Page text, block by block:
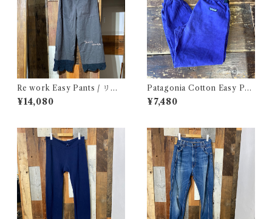
Re work Easy Pants / リワ
ーク イージー パンツ クロシェ
& 刺繍入り
¥14,080
Patagonia Cotton Easy Pan
ts / パタゴニア コットン イー
ジー パンツ 古着
¥7,480